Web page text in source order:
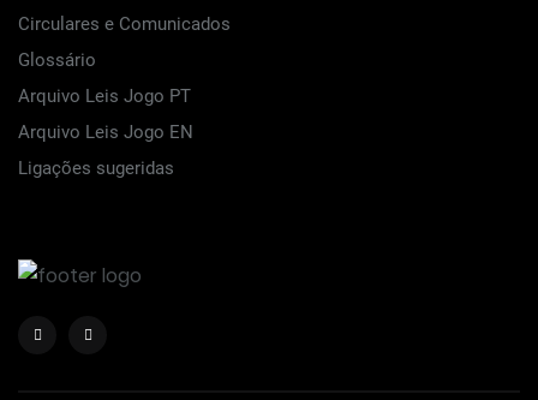
Circulares e Comunicados
Glossário
Arquivo Leis Jogo PT
Arquivo Leis Jogo EN
Ligações sugeridas